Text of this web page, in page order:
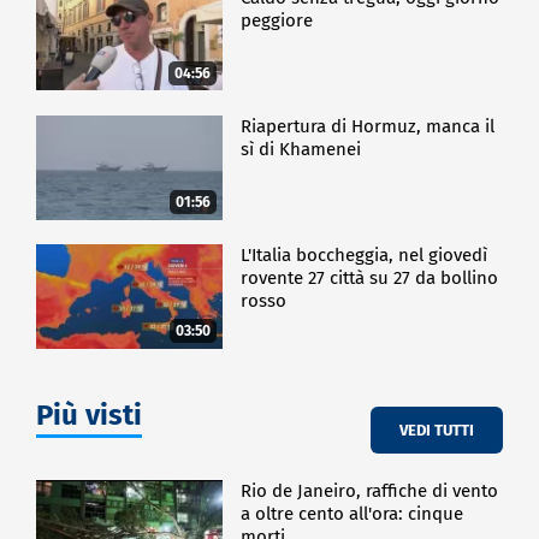
essere 15 anni", aggiunge.
Tra le persone intervenute nella Sala Nassirya la
senatrice Elena Sironi e l'onorevole Filippo Scerra
(M5S), entrambi M5S, e Andrea Cangini, direttore
dell'Osservatorio Carta, Penna e Digitale e il
senatore Carlo Calenda, che con Azione ha
presentato un proprio disegno di legge sul tema.
POLITICA
04:56
peggiore
01:56
Riapertura di Hormuz, manca il
sì di Khamenei
03:50
L'Italia boccheggia, nel giovedì
rovente 27 città su 27 da bollino
rosso
Più visti VEDI TUTTI
Rio de Janeiro, raffiche di vento
a oltre cento all'ora: cinque